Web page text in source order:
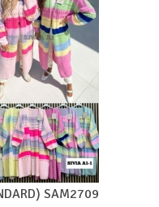
SAM2709